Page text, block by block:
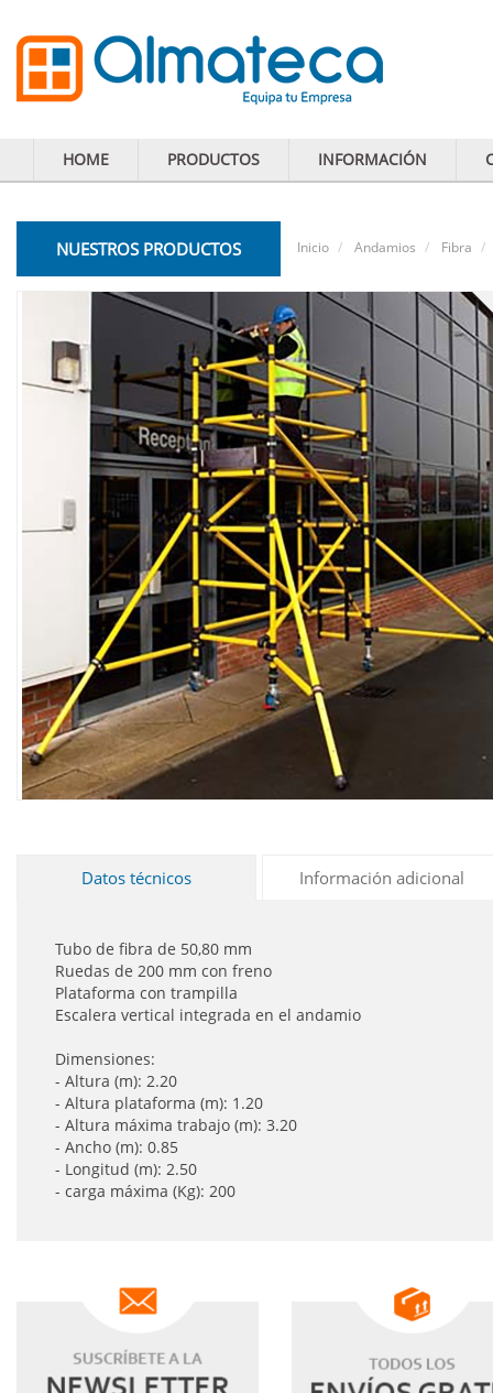
HOME PRODUCTOS INFORMACIÓN
NUESTROS PRODUCTOS Inicio Andamios Fibra
Datos técnicos Información adicional
Tubo de fibra de 50,80 mm
Ruedas de 200 mm con freno
Plataforma con trampilla
Escalera vertical integrada en el andamio
Dimensiones:
- Altura (m): 2.20
- Altura plataforma (m): 1.20
- Altura máxima trabajo (m): 3.20
- Ancho (m): 0.85
- Longitud (m): 2.50
- carga máxima (Kg): 200